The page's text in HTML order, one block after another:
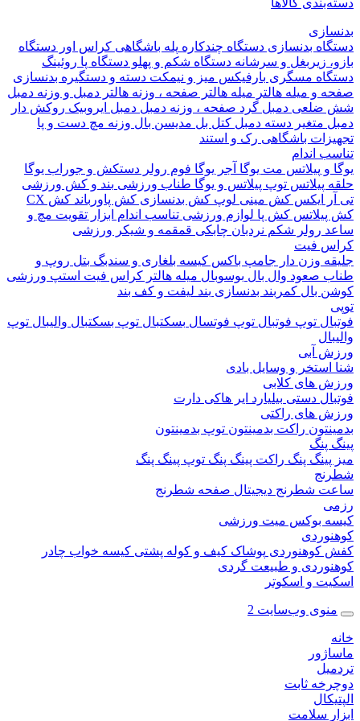
کالاها
بدنسازیدستگاه چندکارهپله باشگاهیکراس اوردستگاه
زیربغل و سرشانه دستگاه شکم و پهلودستگاه پاروئینگ
مسگریبارفیکسمیز و نیمکتدسته و دستگیره بدنسازی
و میله هالتر میله هالتر صفحه ، وزنه هالتر دمبل و وزنه دمبل
دمبل گرد صفحه ، وزنه دمبل دمبل ایروبیک روکش دار
متغیردسته دمبل کتل بلمدیسن بالوزنه مچ دست و پا
باشگاهیرک و استند
اندام
و پیلاتسمت یوگاآجر یوگا فوم رولر دستکش و جوراب یوگا
پیلاتستوپ پیلاتس و یوگاطناب ورزشی بند و کش ورزشی
ایکس کش مینی لوپ کش بدنسازیکش پاورباندکش CX
کش پالوازم ورزشی تناسب اندام ابزار تقویت مچ و
رولر شکم نردبان چابکیقمقمه و شیکر ورزشی
فیت
وزن دارجامپ باکسکیسه بلغاری و سندبگبتل روپ و
صعودوال بال بوسوبالمیله هالتر کراس فیت استپ ورزشی
بالکمربند بدنسازیبند لیفت و کف بند
توپ فوتبالتوپ فوتسالبسکتبالتوپ بسکتبالوالیبال توپ
آبی
و وسایل بادی
های کلابی
دستیبیلیاردایر هاکیدارت
های راکتی
راکت بدمینتونتوپ بدمینتون
پنگ
پنگراکت پینگ پنگتوپ پینگ پنگ
شطرنج دیجیتالصفحه شطرنج
بوکسمیت ورزشی
کوهنوردیپوشاککیف و کوله پشتیکیسه خوابچادر
و طبیعت گردی
و اسکوتر
وب‌سایت 2
ثابت
سلامت